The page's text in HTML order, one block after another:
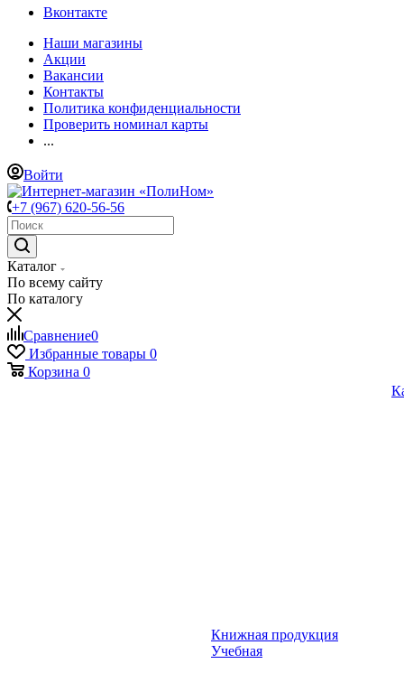
Вконтакте
Наши магазины
Акции
Вакансии
Контакты
Политика конфиденциальности
Проверить номинал карты
...
Войти
+7 (967) 620-56-56
Каталог
По всему сайту
По каталогу
Сравнение0
Избранные товары 0
Корзина 0
Книжная продукция
Учебная